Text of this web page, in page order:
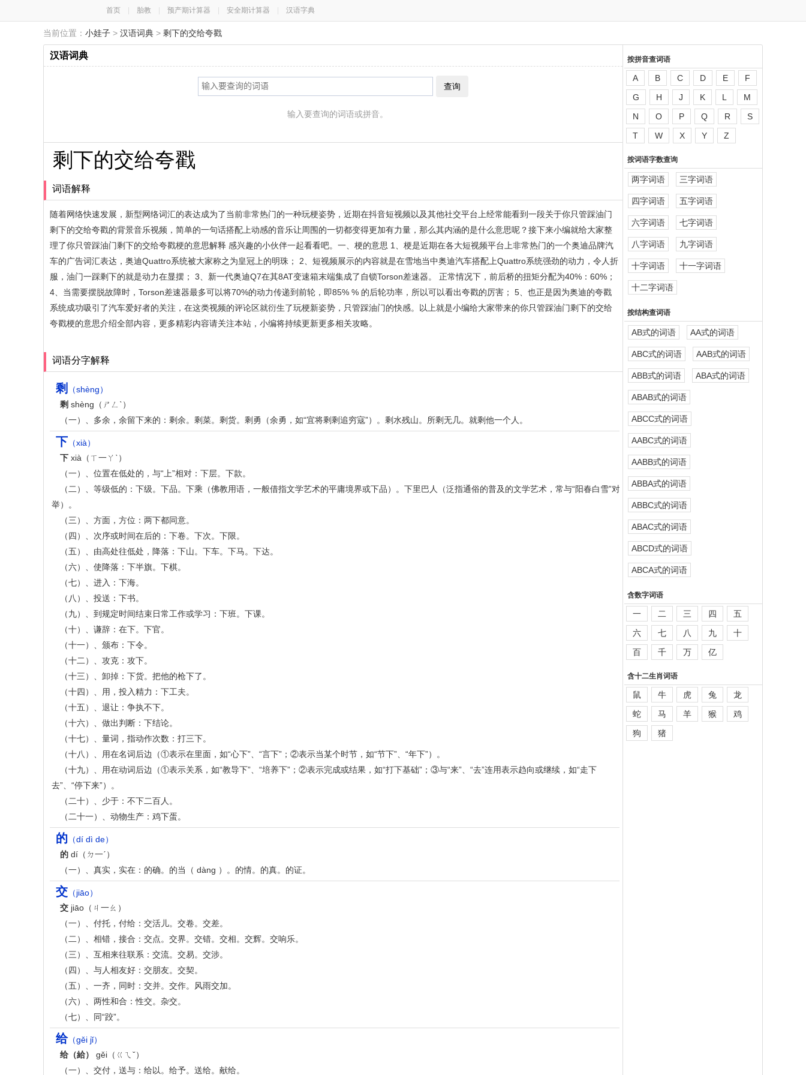
首页 胎教 预产期计算器 安全期计算器 汉语字典
当前位置： 小娃子 > 汉语词典 > 剩下的交给夸戳
汉语词典
查询
输入要查询的词语或拼音。
剩下的交给夸戳
词语解释
随着网络快速发展，新型网络词汇的表达成为了当前非常热门的一种玩梗姿势，近期在抖音短视频以及其他社交平台上经常能看到一段关于你只管踩油门
剩下的交给夸戳的背景音乐视频，简单的一句话搭配上动感的音乐让周围的一切都变得更加有力量，那么其内涵的是什么意思呢？接下来小编就给大家整
理了你只管踩油门剩下的交给夸戳梗的意思解释 感兴趣的小伙伴一起看看吧。一、梗的意思 1、梗是近期在各大短视频平台上非常热门的一个奥迪品牌汽
车的广告词汇表达，奥迪Quattro系统被大家称之为皇冠上的明珠； 2、短视频展示的内容就是在雪地当中奥迪汽车搭配上Quattro系统强劲的动力，令人折
服，油门一踩剩下的就是动力在显摆； 3、新一代奥迪Q7在其8AT变速箱末端集成了自锁Torson差速器。 正常情况下，前后桥的扭矩分配为40%：60%；
4、当需要摆脱故障时，Torson差速器最多可以将70%的动力传递到前轮，即85% % 的后轮功率，所以可以看出夸戳的厉害； 5、也正是因为奥迪的夸戳
系统成功吸引了汽车爱好者的关注，在这类视频的评论区就衍生了玩梗新姿势，只管踩油门的快感。以上就是小编给大家带来的你只管踩油门剩下的交给
夸戳梗的意思介绍全部内容，更多精彩内容请关注本站，小编将持续更新更多相关攻略。
词语分字解释
剩
（shèng）
剩 shèng（ㄕㄥˋ）
（一）、多余，余留下来的：剩余。剩菜。剩货。剩勇（余勇，如“宜将剩剩追穷寇”）。剩水残山。所剩无几。就剩他一个人。
下 （xià）
下 xià（ㄒ一ㄚˋ）
（一）、位置在低处的，与“上”相对：下层。下款。
（二）、等级低的：下级。下品。下乘（佛教用语，一般借指文学艺术的平庸境界或下品）。下里巴人（泛指通俗的普及的文学艺术，常与“阳春白雪”对
举）。
（三）、方面，方位：两下都同意。
（四）、次序或时间在后的：下卷。下次。下限。
（五）、由高处往低处，降落：下山。下车。下马。下达。
（六）、使降落：下半旗。下棋。
（七）、进入：下海。
（八）、投送：下书。
（九）、到规定时间结束日常工作或学习：下班。下课。
（十）、谦辞：在下。下官。
（十一）、颁布：下令。
（十二）、攻克：攻下。
（十三）、卸掉：下货。把他的枪下了。
（十四）、用，投入精力：下工夫。
（十五）、退让：争执不下。
（十六）、做出判断：下结论。
（十七）、量词，指动作次数：打三下。
（十八）、用在名词后边（①表示在里面，如“心下”、“言下”；②表示当某个时节，如“节下”、“年下”）。
（十九）、用在动词后边（①表示关系，如“教导下”、“培养下”；②表示完成或结果，如“打下基础”；③与“来”、“去”连用表示趋向或继续，如“走下
去”、“停下来”）。
（二十）、少于：不下二百人。
（二十一）、动物生产：鸡下蛋。
的 （dí dì de）
的 dí（ㄉ一ˊ）
（一）、真实，实在：的确。的当（ dàng ）。的情。的真。的证。
交 （jiāo）
交 jiāo（ㄐ一ㄠ）
（一）、付托，付给：交活儿。交卷。交差。
（二）、相错，接合：交点。交界。交错。交相。交辉。交响乐。
（三）、互相来往联系：交流。交易。交涉。
（四）、与人相友好：交朋友。交契。
（五）、一齐，同时：交并。交作。风雨交加。
（六）、两性和合：性交。杂交。
（七）、同“跤”。
给（gěi jǐ）
给（給）
gěi（ㄍㄟˇ）
（一）、交付，送与：给以。给予。送给。献给。
按拼音查词语
A B C D E
F
G
H J K L
M
N
O P Q R
S
T
W X Y Z
按词语字数查询
两字词语 三字词语
四字词语 五字词语
六字词语 七字词语
八字词语 九字词语
十字词语 十一字词语
十二字词语
按结构查词语
AB式的词语 AA式的词语
ABC式的词语 AAB式的词语
ABB式的词语 ABA式的词语
ABAB式的词语
ABCC式的词语
AABC式的词语
AABB式的词语
ABBA式的词语
ABBC式的词语
ABAC式的词语
ABCD式的词语
ABCA式的词语
含数字词语
一 二 三 四
五
六
七 八 九
十
百
千 万 亿
含十二生肖词语
鼠 牛 虎 兔
龙
蛇
马 羊 猴
鸡
狗
猪